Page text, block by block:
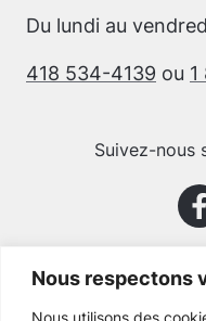
Nous respectons
Nous utilisons des
Du lundi au
418 534-4139 ou
Suivez-nous
Merci